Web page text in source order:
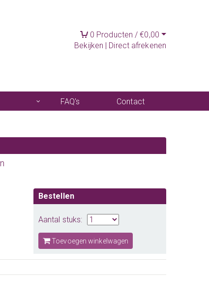
0 Producten /€0,00
Bekijken | Direct afrekenen
FAQ's
Contact
Bestellen
Aantal stuks:
Toevoegen winkelwagen